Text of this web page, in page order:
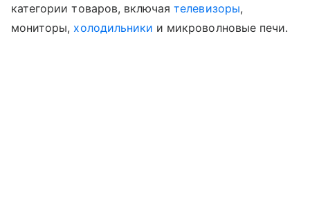
категории товаров, включаятелевизоры,
мониторы, холодильники и микроволновые печи.